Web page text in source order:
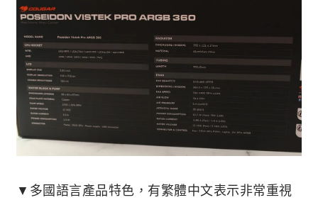
▼多國語言產品特色，有繁體中文表示非常重視